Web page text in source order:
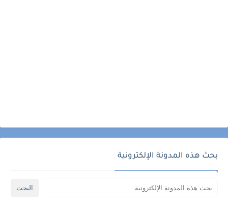
بحث هذه المدونة الإلكترونية